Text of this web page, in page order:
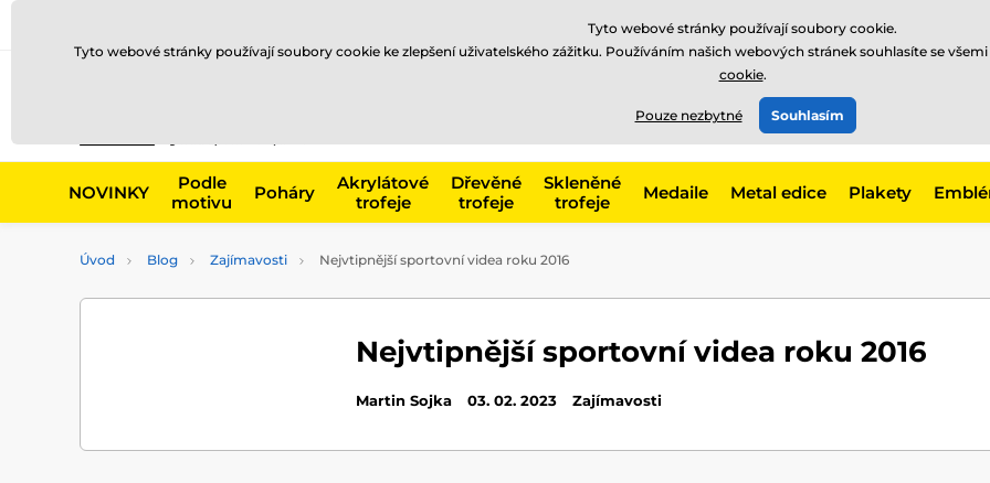
775 400 255
Zavolejte nám
NOVINKY
Podle
motivu
Poháry
Akrylátové
trofeje
Dřevěné
trofeje
Skleněné
trofeje
Medaile Metal edice Plakety
Úvod Blog Zajímavosti Nejvtipnější sportovní videa roku 2016
Nejvtipnější sportovní videa roku 2016
Martin Sojka 03. 02. 2023 Zajímavosti
Tyto webové stránky používají soubory cookie.
Tyto webové stránky používají soubory cookie ke zlepšení uživatelského zážitku. Používáním našich webových stránek souhlasíte se
cookie.
Pouze nezbytné Souhlasím